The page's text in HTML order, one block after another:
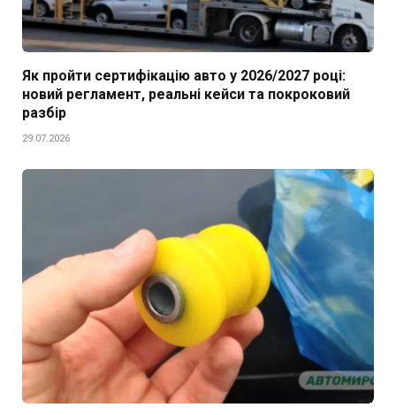
Як пройти сертифікацію авто у 2026/2027 році:
новий регламент, реальні кейси та покроковий
разбір
29.07.2026